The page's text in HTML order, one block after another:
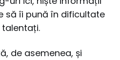
să îi pună în dificultate
de asemenea, și